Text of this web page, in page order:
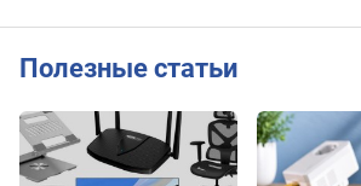
Полезные статьи